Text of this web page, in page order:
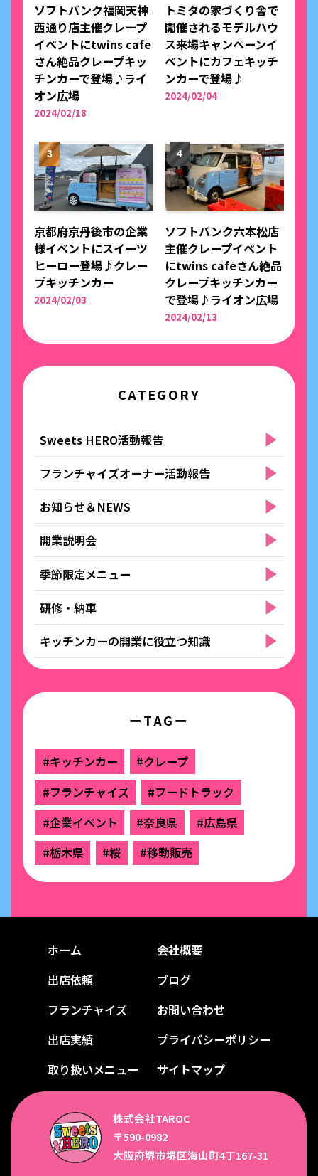
ソフトバンク福岡天神
西通り店主催クレープ
イベントにtwins cafe
さん絶品クレープキッ
チンカーで登場♪ライ
オン広場
2024/02/18
トミタの家づくり舎で
開催されるモデルハウ
ス来場キャンペーンイ
ベントにカフェキッチ
ンカーで登場♪
2024/02/04
京都府京丹後市の企業
様イベントにスイーツ
ヒーロー登場♪クレー
プキッチンカー
2024/02/03
ソフトバンク六本松店
主催クレープイベント
にtwins cafeさん絶品
クレープキッチンカー
で登場♪ライオン広場
2024/02/13
CATEGORY
Sweets HERO活動報告
フランチャイズオーナー活動報告
お知らせ＆NEWS
開業説明会
季節限定メニュー
研修・納車
キッチンカーの開業に役立つ知識
ーTAGー
#キッチンカー
#クレープ
#フランチャイズ
#フードトラック
#企業イベント
#奈良県
#広島県
#栃木県
#桜 #移動販売
ホーム
出店依頼
フランチャイズ
出店実績
取り扱いメニュー
会社概要
ブログ
お問い合わせ
プライバシーポリシー
サイトマップ
株式会社TAROC
〒590-0982
大阪府堺市堺区海山町4丁167-31